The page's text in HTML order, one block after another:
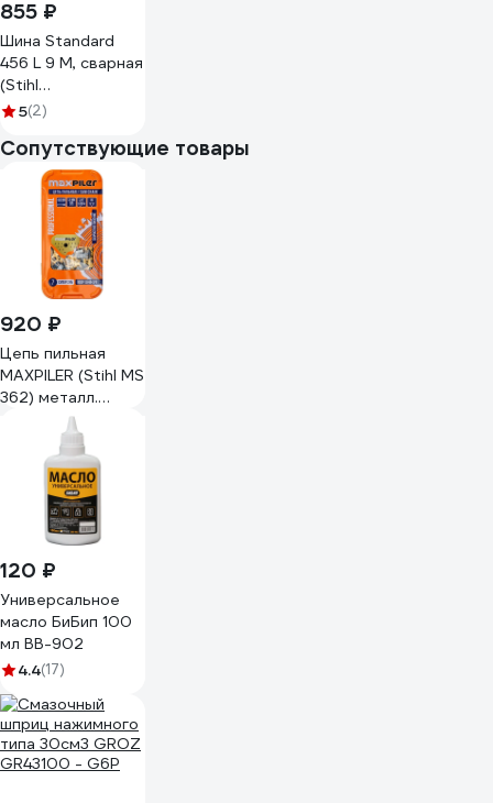
855 ₽
Шина Standard
456 L 9 M, сварная
(Stihl
-361,440,660;
Rezer
04.001.00033
5(2)
Сопутствующие товары
920 ₽
Цепь пильная
MAXPILER (Stihl MS
362) металл.
коробка MXSP-1,6-
120 ₽
Универсальное
масло БиБип 100
мл BB-902
4.4(17)